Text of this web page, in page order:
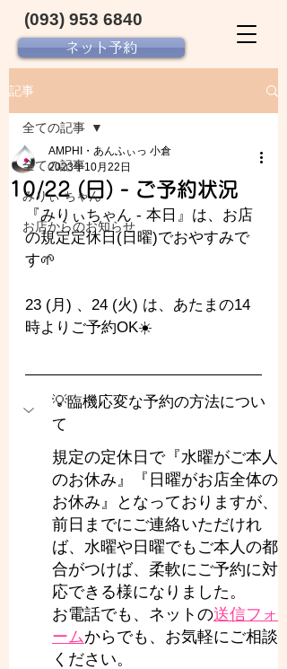
ネット予約
(093) 953 6840‬
記事
全ての記事
みりぃ ちゃん
お店からのお知らせ
全ての記事
10/22 (日) - ご予約状況
AMPHI・あんふぃっ 小倉
2023年10月22日
『みりぃちゃん - 本日』は、お店
の規定定休日(日曜)でおやすみで
す🌱
23 (月) 、24 (火) は、あたまの14
時よりご予約OK☀️
💡臨機応変な予約の方法につい
て
規定の定休日で『水曜がご本人
のお休み』『日曜がお店全体の
お休み』となっておりますが、
前日までにご連絡いただけれ
ば、水曜や日曜でもご本人の都
合がつけば、柔軟にご予約に対
応できる様になりました。
お電話でも、ネットの送信フォ
ームからでも、お気軽にご相談
ください。